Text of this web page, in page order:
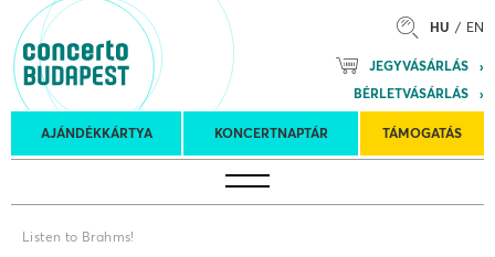
HU EN
JEGYVÁSÁRLÁS
BÉRLETVÁSÁRLÁS
AJÁNDÉKKÁRTYA KONCERTNAPTÁR TÁMOGATÁS
Koncertnaptár
turnék
Kulturális
Program
Felkéréses
koncertek
Listen to Brahms!